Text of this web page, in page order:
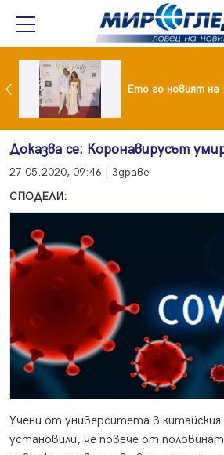
И Ники Кънчев се разведе тайно като Геро
Доказва се: Коронавирусът
27.05.2020, 09:46 | Здраве
СПОДЕЛИ:
Учени от университета в китайския
установили, че повече от